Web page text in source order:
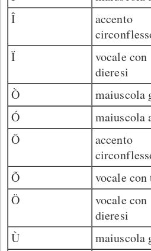
Î
accento
Ï
vocale con
dieresi
Ò maiuscola
Ó
maiuscola
Ô
accento
Õ vocale
Ö
vocale con
dieresi
Ù maiuscola